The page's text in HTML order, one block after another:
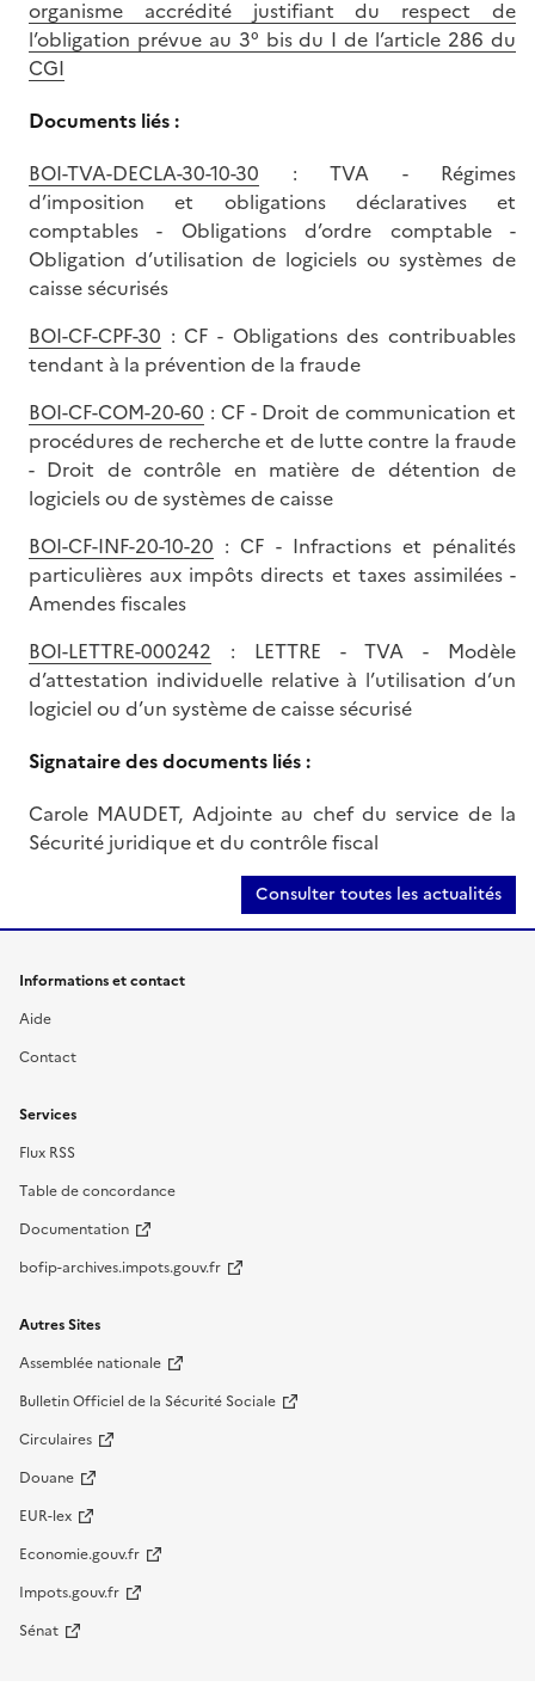
organisme accrédité justifiant du respect de
l’obligation prévue au 3° bis du I de l’article 286 du
CGI
Documents liés :
BOI-TVA-DECLA-30-10-30 : TVA - Régimes
d’imposition et obligations déclaratives et
comptables - Obligations d’ordre comptable -
Obligation d’utilisation de logiciels ou systèmes de
caisse sécurisés
BOI-CF-CPF-30 : CF - Obligations des contribuables
tendant à la prévention de la fraude
BOI-CF-COM-20-60 : CF - Droit de communication et
procédures de recherche et de lutte contre la fraude
- Droit de contrôle en matière de détention de
logiciels ou de systèmes de caisse
BOI-CF-INF-20-10-20 : CF - Infractions et pénalités
particulières aux impôts directs et taxes assimilées -
Amendes fiscales
BOI-LETTRE-000242 : LETTRE - TVA - Modèle
d’attestation individuelle relative à l’utilisation d’un
logiciel ou d’un système de caisse sécurisé
Signataire des documents liés :
Carole MAUDET, Adjointe au chef du service de la
Sécurité juridique et du contrôle fiscal
Consulter toutes les actualités
Informations et contact
Aide
Contact
Services
Flux RSS
Table de concordance
Documentation
bofip-archives.impots.gouv.fr
Autres Sites
Assemblée nationale
Bulletin Officiel de la Sécurité Sociale
Circulaires
Douane
EUR-lex
Economie.gouv.fr
Impots.gouv.fr
Sénat